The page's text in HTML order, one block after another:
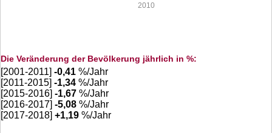
2010
Die Veränderung der Bevölkerung jährlich in %:
[2001-2011] -0,41 %/Jahr
[2011-2015] -1,34 %/Jahr
[2015-2016] -1,67 %/Jahr
[2016-2017] -5,08 %/Jahr
[2017-2018] +1,19 %/Jahr